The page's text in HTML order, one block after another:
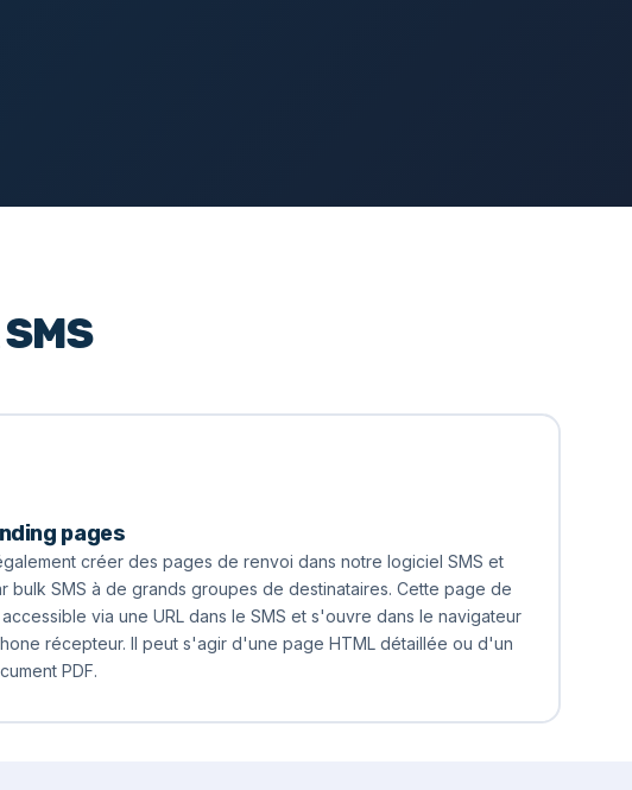
pages
créer des pages de renvoi dans notre logiciel SMS et
bulk SMS à de grands groupes de destinataires. Cette page de
via une URL dans le SMS et s'ouvre dans le navigateur
récepteur. Il peut s'agir d'une page HTML détaillée ou d'un
PDF.